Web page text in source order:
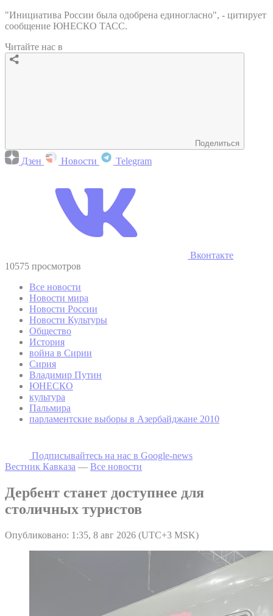
"Инициатива России была одобрена единогласно", - цитирует
сообщение ЮНЕСКО ТАСС.
Читайте нас в
Поделиться
Дзен Новости Telegram
Вконтакте
10575 просмотров
Все новости
Новости мира
Новости России
Новости Культуры
Общество
История
война в Сирии
Сирия
Владимир Путин
ЮНЕСКО
культура
Пальмира
парламентские выборы в Азербайджане 2010
Подписывайтесь на наc в Google-news
Вестник Кавказа — Все новости
Дербент станет доступнее для
столичных туристов
Опубликовано: 1:35, 8 авг 2026 (UTC+3 MSK)